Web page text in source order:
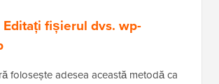
Editați fișierul dvs. wp-
folosește adesea această metodă ca